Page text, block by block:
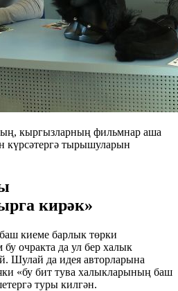
кыргызларның фильмнар аша
күрсәтергә тырышуларын
кирәк»
киеме барлык төрки
бу очракта да ул бер халык
Шулай да идея авторларына
«бу бит тува халыкларының баш
туры килгән.